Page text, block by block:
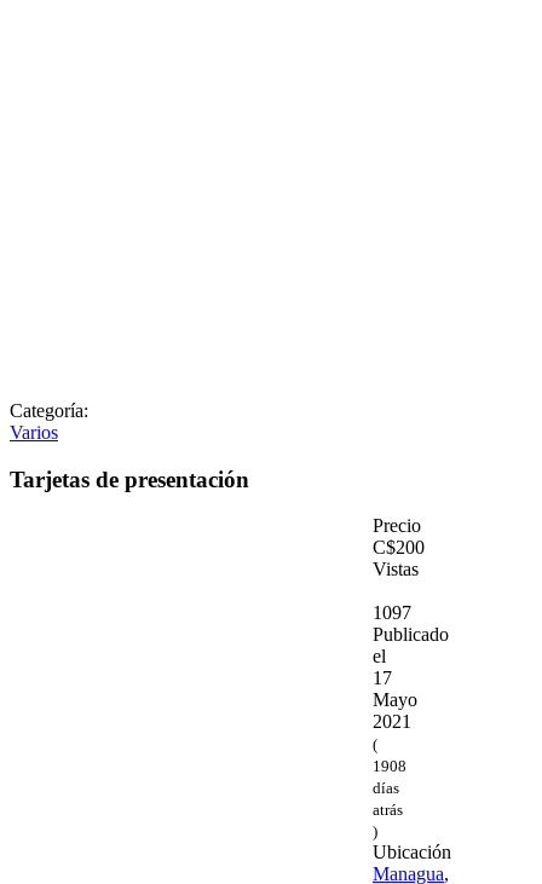
Categoría:
Varios
Tarjetas de presentación
Precio
C$200
Vistas
1097
Publicado
el
17
Mayo
2021
(
1908
días
atrás
)
Ubicación
Managua,